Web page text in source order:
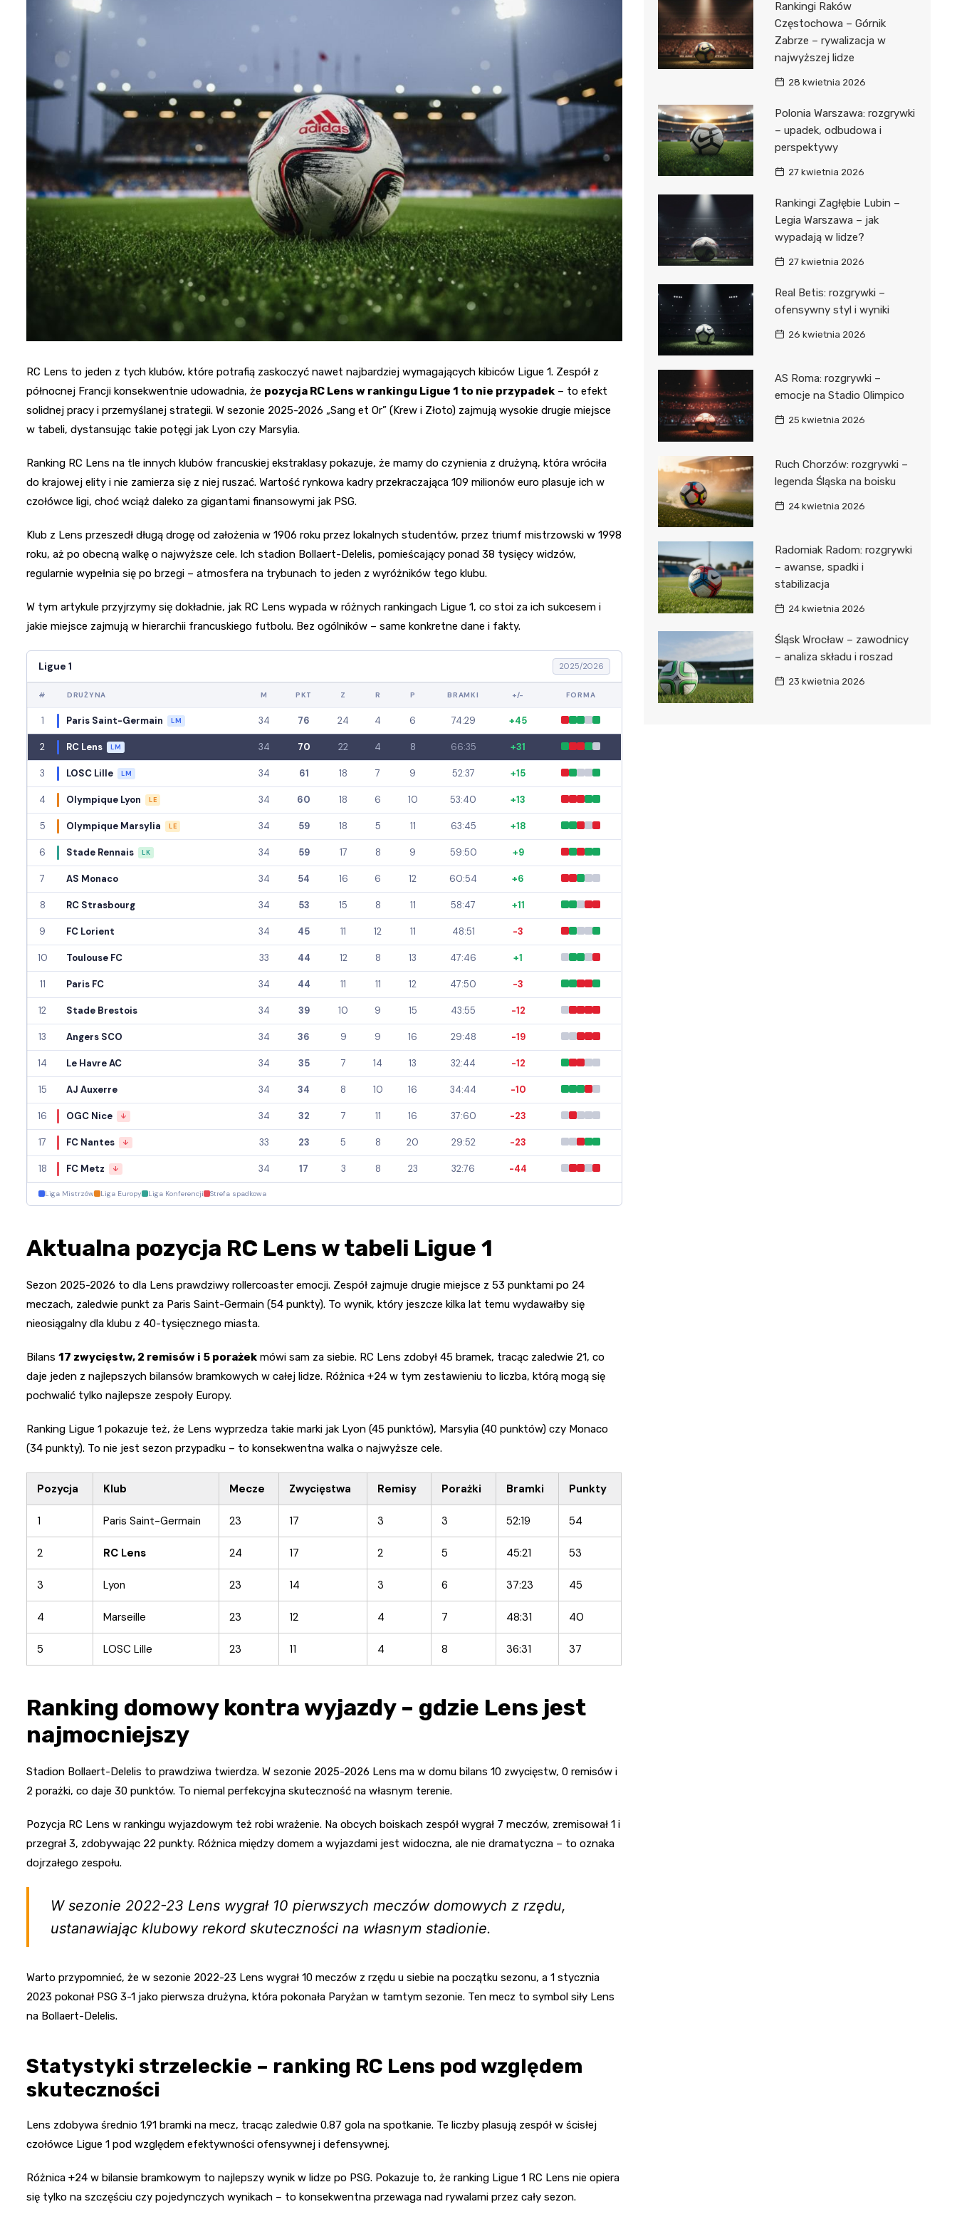
RC Lens to jeden z tych klubów, które potrafią zaskoczyć nawet najbardziej wymagających kibiców Ligue 1. Zespół z
północnej Francji konsekwentnie udowadnia, że pozycja RC Lens w rankingu Ligue 1 to nie przypadek – to efekt
solidnej pracy i przemyślanej strategii. W sezonie 2025-2026 „Sang et Or” (Krew i Złoto) zajmują wysokie drugie miejsce
w tabeli, dystansując takie potęgi jak Lyon czy Marsylia.
Ranking RC Lens na tle innych klubów francuskiej ekstraklasy pokazuje, że mamy do czynienia z drużyną, która wróciła
do krajowej elity i nie zamierza się z niej ruszać. Wartość rynkowa kadry przekraczająca 109 milionów euro plasuje ich w
czołówce ligi, choć wciąż daleko za gigantami finansowymi jak PSG.
Klub z Lens przeszedł długą drogę od założenia w 1906 roku przez lokalnych studentów, przez triumf mistrzowski w 1998
roku, aż po obecną walkę o najwyższe cele. Ich stadion Bollaert-Delelis, pomieścający ponad 38 tysięcy widzów,
regularnie wypełnia się po brzegi – atmosfera na trybunach to jeden z wyróżników tego klubu.
W tym artykule przyjrzymy się dokładnie, jak RC Lens wypada w różnych rankingach Ligue 1, co stoi za ich sukcesem i
jakie miejsce zajmują w hierarchii francuskiego futbolu. Bez ogólników – same konkretne dane i fakty.
Ligue 1 2025/2026
# DRUŻYNA M PKT Z R P BRAMKI +/- FORMA
1 Paris Saint-Germain LM 34 76 24 4 6 74:29 +45
2 RC Lens LM 34 70 22 4 8 66:35 +31
3 LOSC Lille LM 34 61 18 7 9 52:37 +15
4 Olympique Lyon LE 34 60 18 6 10 53:40 +13
5 Olympique Marsylia LE 34 59 18 5 11 63:45 +18
6 Stade Rennais LK 34 59 17 8 9 59:50 +9
7 AS Monaco 34 54 16 6 12 60:54 +6
8 RC Strasbourg 34 53 15 8 11 58:47 +11
9 FC Lorient 34 45 11 12 11 48:51 -3
10 Toulouse FC 33 44 12 8 13 47:46 +1
11 Paris FC 34 44 11 11 12 47:50 -3
12 Stade Brestois 34 39 10 9 15 43:55 -12
13 Angers SCO 34 36 9 9 16 29:48 -19
14 Le Havre AC 34 35 7 14 13 32:44 -12
15 AJ Auxerre 34 34 8 10 16 34:44 -10
16 OGC Nice ↓ 34 32 7 11 16 37:60 -23
17 FC Nantes ↓ 33 23 5 8 20 29:52 -23
18 FC Metz ↓ 34 17 3 8 23 32:76 -44
Liga Mistrzów Liga Europy Liga Konferencji Strefa spadkowa
Aktualna pozycja RC Lens w tabeli Ligue 1
Sezon 2025-2026 to dla Lens prawdziwy rollercoaster emocji. Zespół zajmuje drugie miejsce z 53 punktami po 24
meczach, zaledwie punkt za Paris Saint-Germain (54 punkty). To wynik, który jeszcze kilka lat temu wydawałby się
nieosiągalny dla klubu z 40-tysięcznego miasta.
Bilans 17 zwycięstw, 2 remisów i 5 porażek mówi sam za siebie. RC Lens zdobył 45 bramek, tracąc zaledwie 21, co
daje jeden z najlepszych bilansów bramkowych w całej lidze. Różnica +24 w tym zestawieniu to liczba, którą mogą się
pochwalić tylko najlepsze zespoły Europy.
Ranking Ligue 1 pokazuje też, że Lens wyprzedza takie marki jak Lyon (45 punktów), Marsylia (40 punktów) czy Monaco
(34 punkty). To nie jest sezon przypadku – to konsekwentna walka o najwyższe cele.
Pozycja Klub Mecze Zwycięstwa Remisy Porażki Bramki Punkty
1 Paris Saint-Germain 23 17 3 3 52:19 54
2 RC Lens 24 17 2 5 45:21 53
3 Lyon 23 14 3 6 37:23 45
4 Marseille 23 12 4 7 48:31 40
5 LOSC Lille 23 11 4 8 36:31 37
Ranking domowy kontra wyjazdy – gdzie Lens jest
najmocniejszy
Stadion Bollaert-Delelis to prawdziwa twierdza. W sezonie 2025-2026 Lens ma w domu bilans 10 zwycięstw, 0 remisów i
2 porażki, co daje 30 punktów. To niemal perfekcyjna skuteczność na własnym terenie.
Pozycja RC Lens w rankingu wyjazdowym też robi wrażenie. Na obcych boiskach zespół wygrał 7 meczów, zremisował 1 i
przegrał 3, zdobywając 22 punkty. Różnica między domem a wyjazdami jest widoczna, ale nie dramatyczna – to oznaka
dojrzałego zespołu.
W sezonie 2022-23 Lens wygrał 10 pierwszych meczów domowych z rzędu,
ustanawiając klubowy rekord skuteczności na własnym stadionie.
Warto przypomnieć, że w sezonie 2022-23 Lens wygrał 10 meczów z rzędu u siebie na początku sezonu, a 1 stycznia
2023 pokonał PSG 3-1 jako pierwsza drużyna, która pokonała Paryżan w tamtym sezonie. Ten mecz to symbol siły Lens
na Bollaert-Delelis.
Statystyki strzeleckie – ranking RC Lens pod względem
skuteczności
Lens zdobywa średnio 1.91 bramki na mecz, tracąc zaledwie 0.87 gola na spotkanie. Te liczby plasują zespół w ścisłej
czołówce Ligue 1 pod względem efektywności ofensywnej i defensywnej.
Różnica +24 w bilansie bramkowym to najlepszy wynik w lidze po PSG. Pokazuje to, że ranking Ligue 1 RC Lens nie opiera
się tylko na szczęściu czy pojedynczych wynikach – to konsekwentna przewaga nad rywalami przez cały sezon.
Rankingi Raków
Częstochowa – Górnik
Zabrze – rywalizacja w
najwyższej lidze
28 kwietnia 2026
Polonia Warszawa: rozgrywki
– upadek, odbudowa i
perspektywy
27 kwietnia 2026
Rankingi Zagłębie Lubin –
Legia Warszawa – jak
wypadają w lidze?
27 kwietnia 2026
Real Betis: rozgrywki –
ofensywny styl i wyniki
26 kwietnia 2026
AS Roma: rozgrywki –
emocje na Stadio Olimpico
25 kwietnia 2026
Ruch Chorzów: rozgrywki –
legenda Śląska na boisku
24 kwietnia 2026
Radomiak Radom: rozgrywki
– awanse, spadki i
stabilizacja
24 kwietnia 2026
Śląsk Wrocław – zawodnicy
– analiza składu i roszad
23 kwietnia 2026